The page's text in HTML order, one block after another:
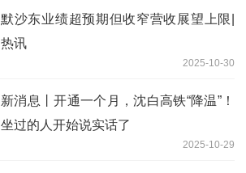
默沙东业绩超预期但收窄营收展望上限|
热讯
2025-10-30
新消息丨开通一个月，沈白高铁“降温”！
坐过的人开始说实话了
2025-10-29